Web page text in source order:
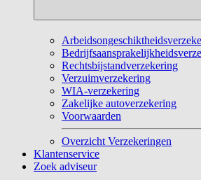
Rechtsbijstandverzekering
Verzuimverzekering
WIA-verzekering
Zakelijke autoverzekering
Voorwaarden
Overzicht Verzekeringen
Klantenservice
Zoek adviseur